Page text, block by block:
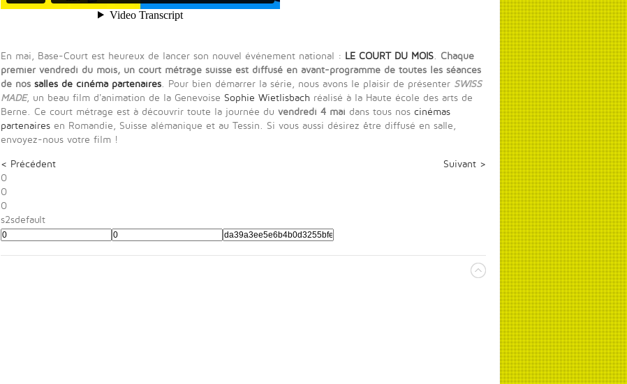
En mai, Base-Court est heureux de lancer son nouvel événement national : LE COURT DU MOIS. Chaque
premier vendredi du mois, un court métrage suisse est diffusé en avant-programme de toutes les séances
de nos salles de cinéma partenaires. Pour bien démarrer la série, nous avons le plaisir de présenter SWISS
MADE, un beau film d'animation de la Genevoise Sophie Wietlisbach réalisé à la Haute école des arts de
Berne. Ce court métrage est à découvrir toute la journée du vendredi 4 mai dans tous nos cinémas
partenaires en Romandie, Suisse alémanique et au Tessin. Si vous aussi désirez être diffusé en salle,
envoyez-nous votre film !
< Précédent
Suivant >
0
0
0
s2sdefault